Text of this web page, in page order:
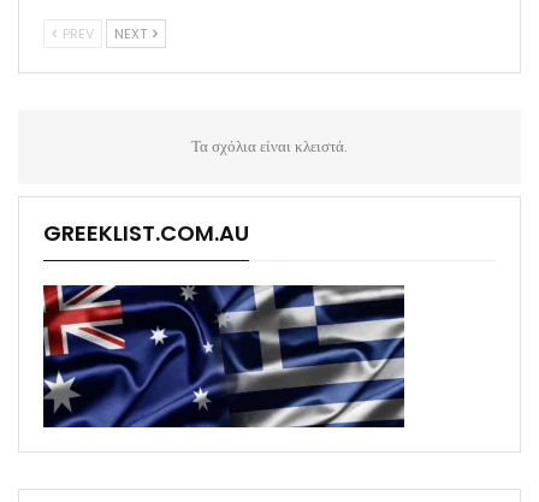
PREV NEXT
Τα σχόλια είναι κλειστά.
GREEKLIST.COM.AU